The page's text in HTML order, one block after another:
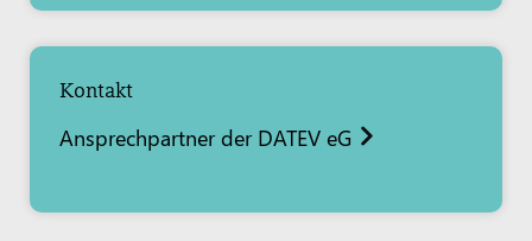
Kontakt
Ansprechpartner der DATEV eG